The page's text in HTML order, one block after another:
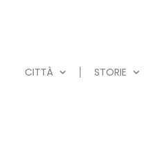
CITTÀ STORIE